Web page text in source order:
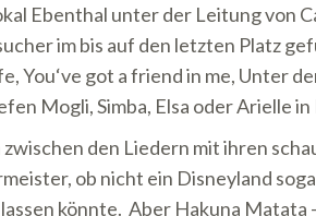
Ebenthal unter der Leitung von
im bis auf den letzten Platz
You‘ve got a friend in me, Unter
Mogli, Simba, Elsa oder Arielle
den Liedern mit ihren
ob nicht ein Disneyland
könnte. Aber Hakuna Matata